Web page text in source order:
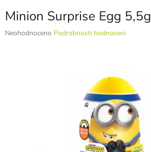
Minion Surprise Egg 5,5g
Průměrné
Neohodnoceno Podrobnosti hodnocení